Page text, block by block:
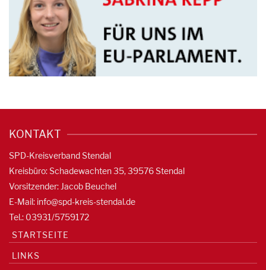
KONTAKT
SPD-Kreisverband Stendal
Kreisbüro: Schadewachten 35, 39576 Stendal
Vorsitzender: Jacob Beuchel
E-Mail: info@spd-kreis-stendal.de
Tel.: 03931/5759172
STARTSEITE
LINKS